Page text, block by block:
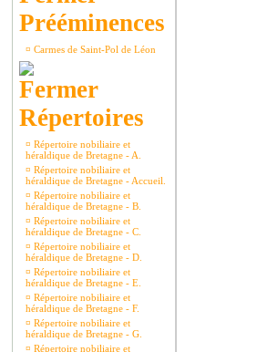
Prééminences
¤ Carmes de Saint-Pol de Léon
Répertoires
¤ Répertoire nobiliaire et
héraldique de Bretagne - A.
¤ Répertoire nobiliaire et
héraldique de Bretagne - Accueil.
¤ Répertoire nobiliaire et
héraldique de Bretagne - B.
¤ Répertoire nobiliaire et
héraldique de Bretagne - C.
¤ Répertoire nobiliaire et
héraldique de Bretagne - D.
¤ Répertoire nobiliaire et
héraldique de Bretagne - E.
¤ Répertoire nobiliaire et
héraldique de Bretagne - F.
¤ Répertoire nobiliaire et
héraldique de Bretagne - G.
¤ Répertoire nobiliaire et